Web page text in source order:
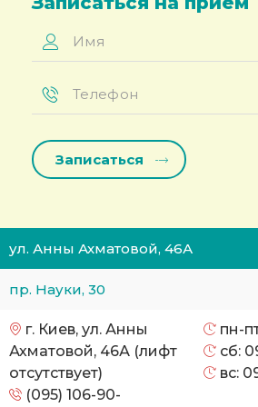
Имя
Телефон
ул. Анны Ахматовой, 46А
г. Киев, ул. Анны
Ахматовой, 46А (лифт
отсутствует)
(095) 106-90-
пн-
сб:
вс:
пр. Науки, 30